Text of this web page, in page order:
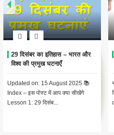
प्रजामण्डल आन्दोलन: भारतीय
स्वतंत्रता संग्राम की महत्वपूर्ण कड़ी
भारतीय स्वतंत्रता संग्राम के इतिहास में
प्रजामण्डल आन्दोलन का एक विशिष्ट स्थान
है। यह आन्दोलन भारतीय...